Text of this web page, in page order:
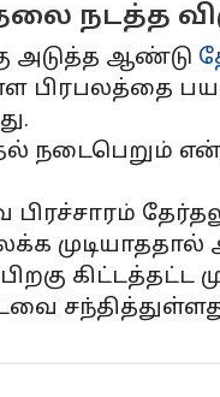
நடத்த
அடுத்த ஆண்டு
பிரபலத்தை
நடைபெறும்
பிரச்சாரம்
கிட்டத்தட்ட
சந்தித்துள்ளது